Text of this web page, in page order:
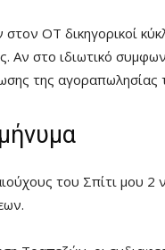
ΟΤ δικηγορικοί
Αν στο ιδιωτικό
της αγοραπωλησίας
του Σπίτι μου 2